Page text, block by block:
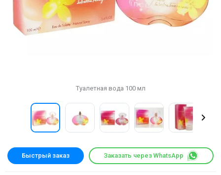
Туалетная вода 100 мл
Быстрый заказ Заказать через WhatsApp